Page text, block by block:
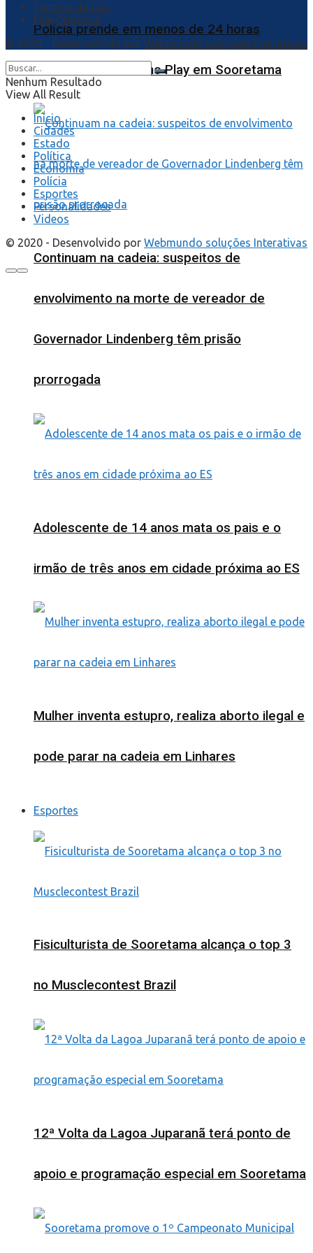
Polícia prende em menos de 24 horas
assassino de Juninho Play em Sooretama
Continuam na cadeia: suspeitos de
envolvimento na morte de vereador de
Governador Lindenberg têm prisão
prorrogada
Adolescente de 14 anos mata os pais e o
irmão de três anos em cidade próxima ao ES
Mulher inventa estupro, realiza aborto ilegal e
pode parar na cadeia em Linhares
Esportes
Fisiculturista de Sooretama alcança o top 3
no Musclecontest Brazil
12ª Volta da Lagoa Juparanã terá ponto de
apoio e programação especial em Sooretama
Termos de uso
Fale Conosco
© 2020 - Desenvolvido por Webmundo soluções Interativas
Nenhum Resultado
View All Result
Início
Cidades
Estado
Política
Economia
Polícia
Esportes
Personalidades
Videos
© 2020 - Desenvolvido por Webmundo soluções Interativas